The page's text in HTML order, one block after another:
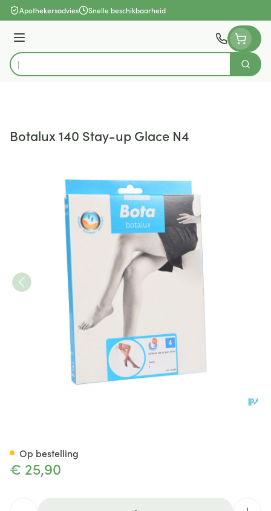
Ga naar de inhoud
Apothekersadvies Snelle beschikbaarheid
Menu
Product, merk, categorie...
Zoek
Botalux 140 Stay-up Glace N4
€ 25,90
Op bestelling